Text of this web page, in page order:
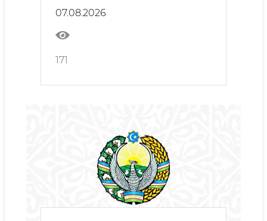
07.08.2026
171